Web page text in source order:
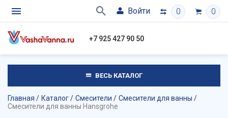
Войти 0 0
+7 925 427 90 50
ВЕСЬ КАТАЛОГ
Главная Каталог Смесители
Смесители для ванны
Смесители для ванны Hansgrohe